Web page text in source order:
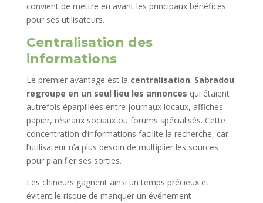
convient de mettre en avant les principaux bénéfices
pour ses utilisateurs.
Centralisation des
informations
Le premier avantage est la centralisation. Sabradou
regroupe en un seul lieu les annonces qui étaient
autrefois éparpillées entre journaux locaux, affiches
papier, réseaux sociaux ou forums spécialisés. Cette
concentration d’informations facilite la recherche, car
l’utilisateur n’a plus besoin de multiplier les sources
pour planifier ses sorties.
Les chineurs gagnent ainsi un temps précieux et
évitent le risque de manquer un événement